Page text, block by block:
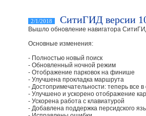
2/1/2018 СитиГИД версии
Вышло обновление навигатора
Основные изменения:
- Полностью новый поиск
- Обновленный ночной режим
- Отображение парковок на финише
- Улучшена прокладка маршрута
- Достопримечательности: теперь все в
- Улучшено и ускорено отображение
- Ускорена работа с клавиатурой
- Добавлена поддержка персидского